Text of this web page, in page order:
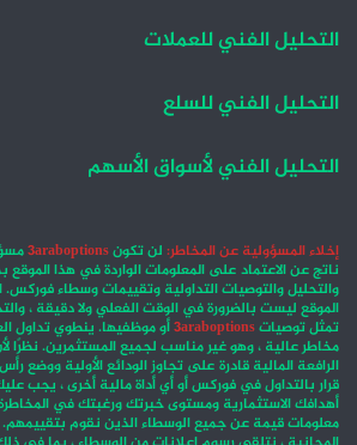
التحليل الفني للعملات
التحليل الفني للسلع
التحليل الفني لأسواق الأسهم
إخلاء المسؤولية عن المخاطر: لن تكون3araboptions
ناتج عن الاعتماد على المعلومات الواردة في هذا الموقع
والتحليل والتوصيات التداولية وتقييمات وسطاء فوركس.
الموقع ليست بالضرورة في الوقت الفعلي ولا دقيقة ،
تمثل توصيات3araboptionsأو موظفيها. ينطوي تداول
مخاطر عالية ، وهو غير مناسب لجميع المستثمرين. نظرًا
الرافعة المالية قادرة على تجاوز الودائع الأولية ووضع
قرار بالتداول في فوركس أو أي أداة مالية أخرى ، يجب
أهدافك الاستثمارية ومستوى خبرتك ورغبتك في
معلومات قيمة عن جميع الوسطاء الذين نقوم بتقييمهم.